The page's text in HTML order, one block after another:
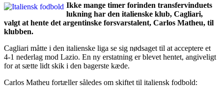
Ikke mange timer forinden transfervinduets
lukning har den italienske klub, Cagliari,
valgt at hente det argentinske forsvarstalent, Carlos Matheu, til
klubben.
Cagliari måtte i den italienske liga se sig nødsaget til at acceptere et
4-1 nederlag mod Lazio. En ny erstatning er blevet hentet, angiveligt
for at sætte lidt skik i den bagerste kæde.
Carlos Matheu fortæller således om skiftet til italiensk fodbold: